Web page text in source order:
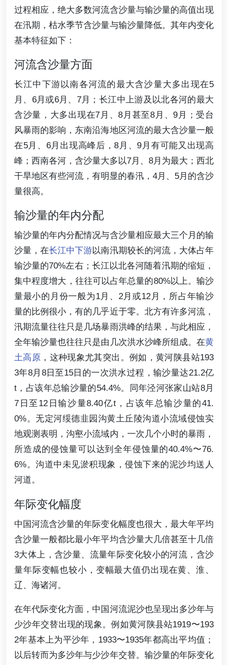
过程相应，绝大多数河流含沙量与输沙量的高值出现
在汛期，枯水季节含沙量与输沙量降低。其年内变化
基本特征如下：
河流含沙量方面
长江中下游以南各河流的最大含沙量大多出现在5
月、6月或6月、7月；长江中上游及以北各河的最大
含沙量，大多出现在7月、8月甚至8月、9月；受台
风暴雨的影响，东南沿海地区河流的最大含沙量一般
在5月、6月出现高峰后，8月、9月有可能又出现高
峰；西南各河，含沙量大多以7月、8月为最大；西北
干旱地区有些河流，有明显的春汛，4月、5月的含沙
量很高。
输沙量的年内分配
输沙量的年内分配情况与含沙量相应最大三个月的输
沙量，在长江中下游以南汛期较长的河流，大体占年
输沙量的70%左右；长江以北各河随着汛期的缩短，
集中程度增大，往往可以占年总量的80%以上。输沙
量最小的月份一般为1月、2月或12月，所占年输沙
量的比例很小，有的几乎近于零。北方有许多河流，
汛期流量往往只是几场暴雨洪峰的结果，与此相应，
全年输沙量也往往只是由几次洪水沙峰所组成。在黄
土高原 ，这种现象尤其突出。例如，黄河陕县站193
3年8月8日至15日的一次洪水过程，输沙量达21.2亿
t，占该年总输沙量的54.4%。同年泾河张家山站8月
7日至12日输沙量8.40亿t，占该年总输沙量的41.
0%。无定河绥德韭园沟黄土丘陵沟道小流域侵蚀实
地观测表明，沟壑小流域内，一次几个小时的暴雨，
所造成的侵蚀量可以达到全年侵蚀量的40.4%〜76.
6%。沟道中未见淤积现象，侵蚀下来的泥沙均送人
河道。
年际变化幅度
中国河流含沙量的年际变化幅度也很大，最大年平均
含沙量一般都比最小年平均含沙量大几倍甚至十几倍
3大体上，含沙量、流量年际变化较小的河流，含沙
量年际变幅也较小，变幅最大值仍出现在黄、淮、
辽、海诸河。
在年代际变化方面，中国河流泥沙也呈现出多沙年与
少沙年交替出现的现象。例如黄河陕县站1919〜193
2年基本上为平沙年，1933〜1935年都高出平均值；
以后转而为多沙年与少沙年交替。输沙量的年际变化